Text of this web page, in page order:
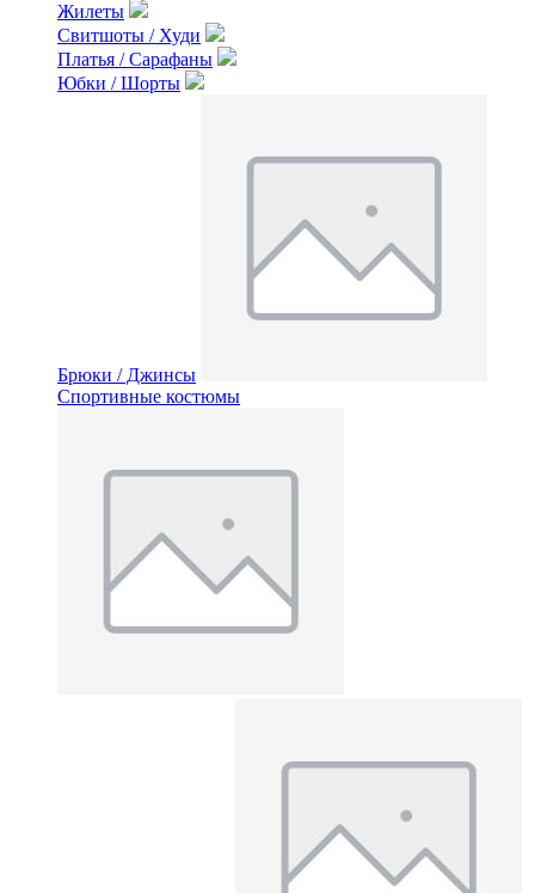
Жилеты
Свитшоты / Худи
Платья / Сарафаны
Юбки / Шорты
Брюки / Джинсы
Спортивные костюмы